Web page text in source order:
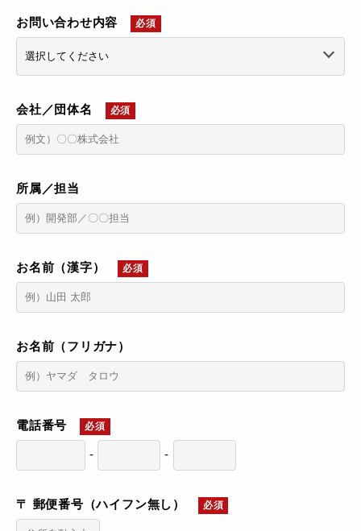
お問い合わせ内容 必須
会社／団体名 必須
所属／担当
お名前（漢字） 必須
お名前（フリガナ）
電話番号 必須
- -
〒 郵便番号（ハイフン無し） 必須